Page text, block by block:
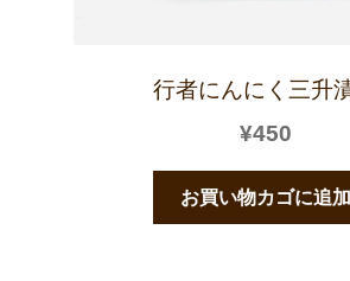
行者にんにく三升
¥450
お買い物カゴに追加